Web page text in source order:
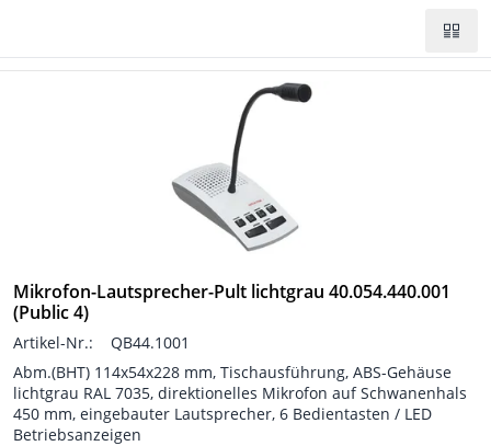
Mikrofon-Lautsprecher-Pult lichtgrau 40.054.440.001
(Public 4)
Artikel-Nr.:
QB44.1001
Abm.(BHT) 114x54x228 mm, Tischausführung, ABS-Gehäuse
lichtgrau RAL 7035, direktionelles Mikrofon auf Schwanenhals
450 mm, eingebauter Lautsprecher, 6 Bedientasten / LED
Betriebsanzeigen